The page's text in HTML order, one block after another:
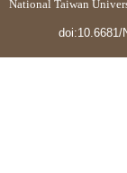
National Taiwan
doi:10.6681/